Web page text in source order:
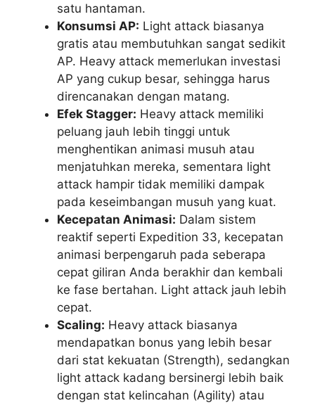
satu hantaman.
Konsumsi AP: Light attack biasanya
gratis atau membutuhkan sangat sedikit
AP. Heavy attack memerlukan investasi
AP yang cukup besar, sehingga harus
direncanakan dengan matang.
Efek Stagger: Heavy attack memiliki
peluang jauh lebih tinggi untuk
menghentikan animasi musuh atau
menjatuhkan mereka, sementara light
attack hampir tidak memiliki dampak
pada keseimbangan musuh yang kuat.
Kecepatan Animasi: Dalam sistem
reaktif seperti Expedition 33, kecepatan
animasi berpengaruh pada seberapa
cepat giliran Anda berakhir dan kembali
ke fase bertahan. Light attack jauh lebih
cepat.
Scaling: Heavy attack biasanya
mendapatkan bonus yang lebih besar
dari stat kekuatan (Strength), sedangkan
light attack kadang bersinergi lebih baik
dengan stat kelincahan (Agility) atau